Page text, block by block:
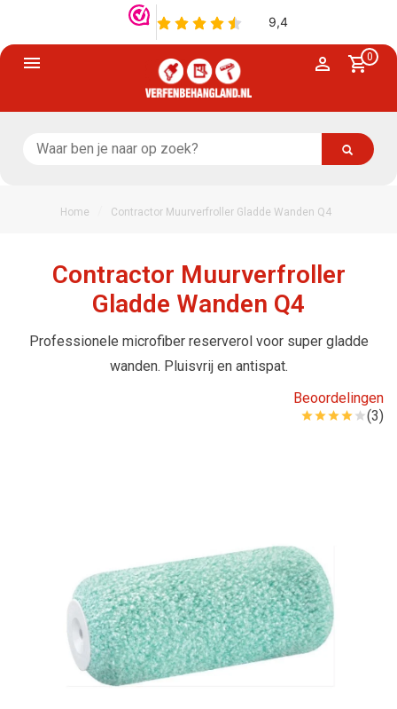
0
Home Contractor Muurverfroller Gladde Wanden Q4
Contractor Muurverfroller
Gladde Wanden Q4
Professionele microfiber reserverol voor super gladde
wanden. Pluisvrij en antispat.
Beoordelingen
(3)